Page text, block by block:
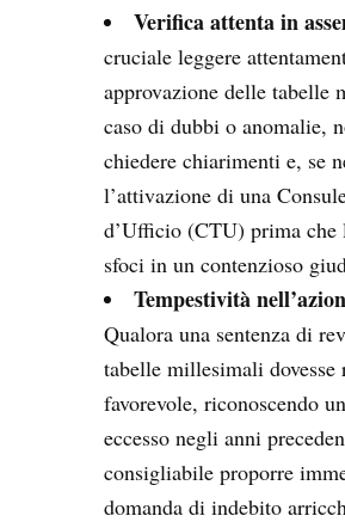
Verifica attenta in
cruciale leggere
approvazione delle tabelle
caso di dubbi o anomalie,
chiedere chiarimenti e, se
l’attivazione di una
d’Ufficio (CTU) prima che
sfoci in un contenzioso
Tempestività
Qualora una sentenza di
tabelle millesimali dovesse
favorevole, riconoscendo
eccesso negli anni
consigliabile proporre
domanda di indebito